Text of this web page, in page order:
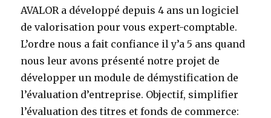
AVALOR a développé depuis 4 ans un logiciel
de valorisation pour vous expert-comptable.
L’ordre nous a fait confiance il y’a 5 ans quand
nous leur avons présenté notre projet de
développer un module de démystification de
l’évaluation d’entreprise. Objectif, simplifier
l’évaluation des titres et fonds de commerce: